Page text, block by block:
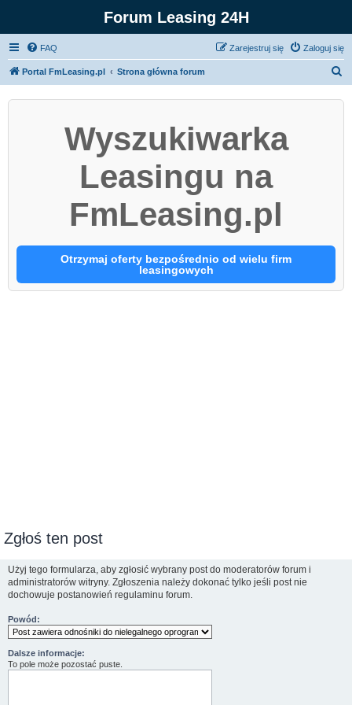
Forum Leasing 24H
FAQ Zaloguj się
Zarejestruj się
Portal FmLeasing.pl Strona główna forum
Wyszukiwarka
Leasingu na
FmLeasing.pl
Otrzymaj oferty bezpośrednio od wielu firm
leasingowych
Zgłoś ten post
Użyj tego formularza, aby zgłosić wybrany post do moderatorów forum i
administratorów witryny. Zgłoszenia należy dokonać tylko jeśli post nie
dochowuje postanowień regulaminu forum.
Powód:
Dalsze informacje:
To pole może pozostać puste.